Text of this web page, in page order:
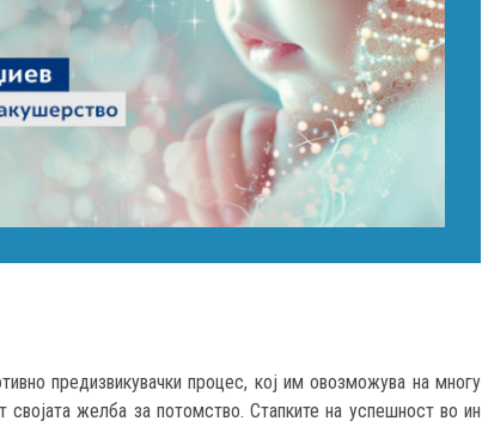
предизвикувачки процес, кој им овозможува на многу
желба за потомство. Стапките на успешност во ин